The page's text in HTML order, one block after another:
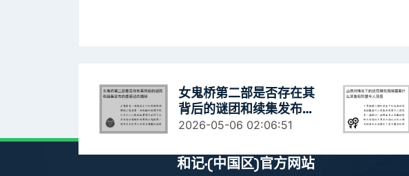
女鬼桥第二部是否存在其
背后的谜团和续集发布的
最新动态揭秘
2026-05-06 02:06:51
和记·(中国区)官方网站